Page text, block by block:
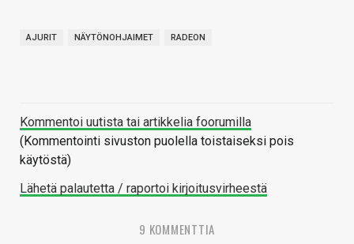
AJURIT NÄYTÖNOHJAIMET RADEON
Kommentoi uutista tai artikkelia foorumilla
(Kommentointi sivuston puolella toistaiseksi pois
käytöstä)
Lähetä palautetta / raportoi kirjoitusvirheestä
9 KOMMENTTIA